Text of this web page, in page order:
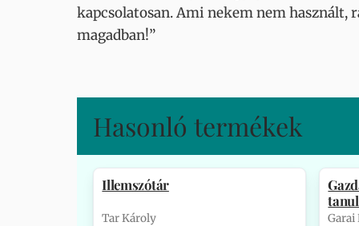
kapcsolatosan. Ami nekem nem használt,
magadban!”
Hasonló termékek
Illemszótár
Tar Károly Garai